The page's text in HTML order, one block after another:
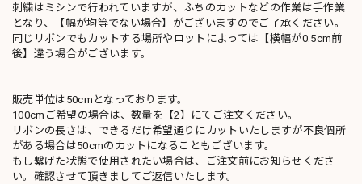
刺繍はミシンで行われていますが、ふちのカットなどの作業は手作業
となり、【幅が均等でない場合】がございますのでご了承ください。
同じリボンでもカットする場所やロットによっては【横幅が0.5cm前
後】違う場合がございます。
販売単位は50cmとなっております。
100cmご希望の場合は、数量を【2】にてご注文ください。
リボンの長さは、できるだけ希望通りにカットいたしますが不良個所
がある場合は50cmのカットになることもございます。
もし繋げた状態で使用されたい場合は、ご注文前にお知らせくださ
い。確認させて頂きましてご返信いたします。